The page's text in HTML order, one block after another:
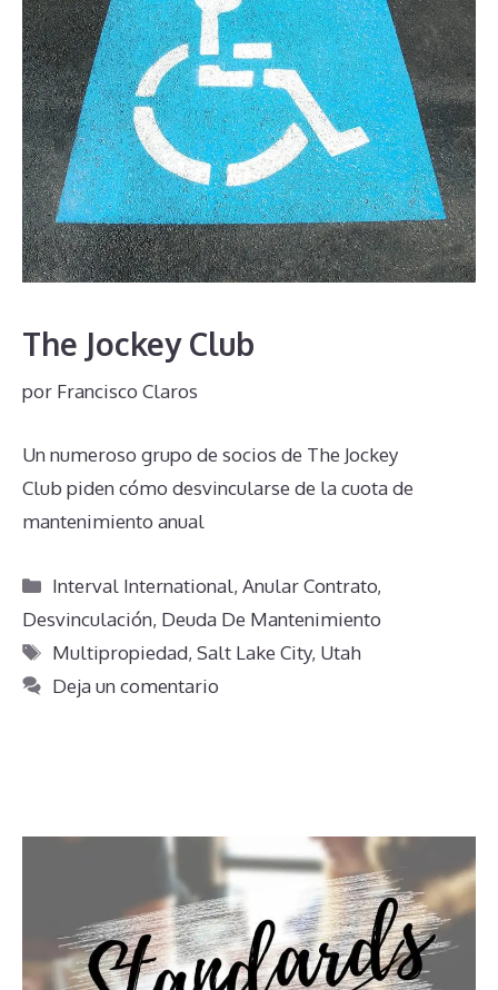
The Jockey Club
por Francisco Claros
Un numeroso grupo de socios de The Jockey
Club piden cómo desvincularse de la cuota de
mantenimiento anual
Categorías
Interval International,Anular Contrato,
Desvinculación, Deuda De Mantenimiento
Etiquetas
Multipropiedad,Salt Lake City, Utah
Deja un comentario